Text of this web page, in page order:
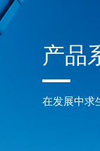
产品
在发展中求